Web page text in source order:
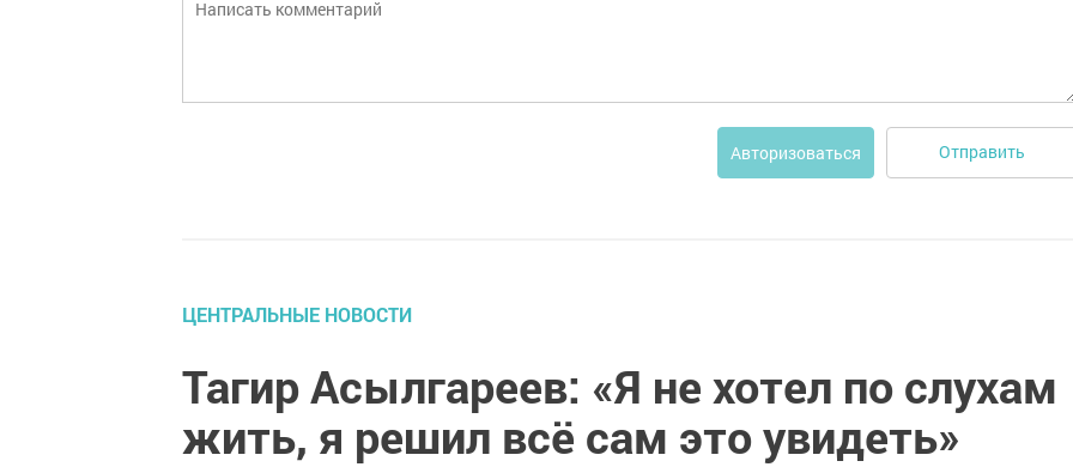
Авторизоваться Отправить
ЦЕНТРАЛЬНЫЕ НОВОСТИ
Тагир Асылгареев: «Я не хотел по слухам
жить, я решил всё сам это увидеть»